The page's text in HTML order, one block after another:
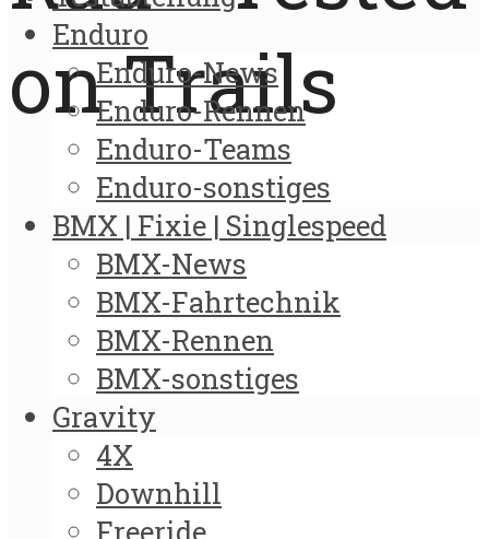
on Trails
Enduro
Enduro-News
Enduro-Rennen
Enduro-Teams
Enduro-sonstiges
BMX | Fixie | Singlespeed
BMX-News
BMX-Fahrtechnik
BMX-Rennen
BMX-sonstiges
Gravity
4X
Downhill
Freeride